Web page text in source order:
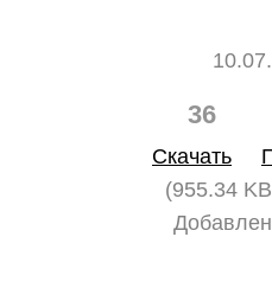
36
Скачать
(955.34